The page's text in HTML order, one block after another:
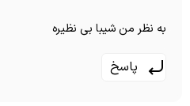
به نظر من شیبا بی نظیره
پاسخ